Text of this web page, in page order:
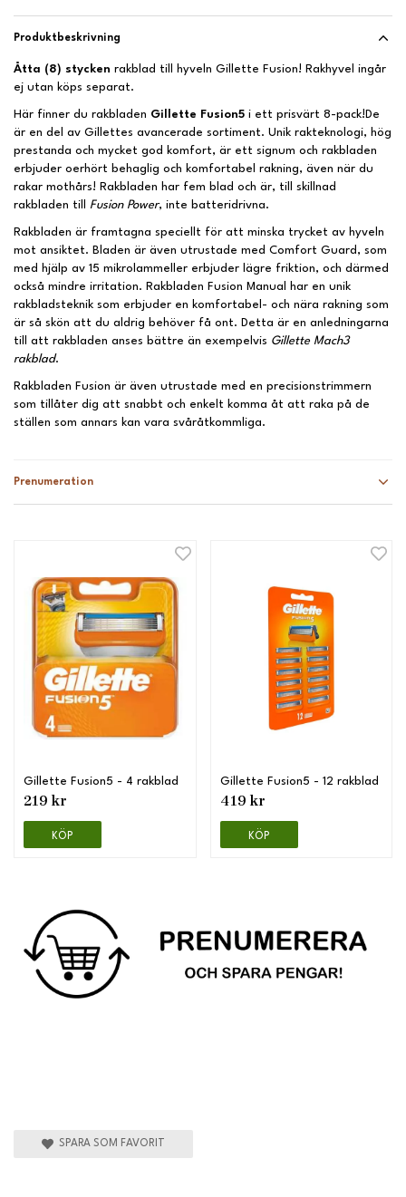
Produktbeskrivning
Prenumeration
Åtta (8) stycken rakblad till hyveln Gillette Fusion! Rakhyvel ingår
ej utan köps separat.
Här finner du rakbladen Gillette Fusion5 i ett prisvärt 8-pack!De
är en del av Gillettes avancerade sortiment. Unik rakteknologi, hög
prestanda och mycket god komfort, är ett signum och rakbladen
erbjuder oerhört behaglig och komfortabel rakning, även när du
rakar mothårs! Rakbladen har fem blad och är, till skillnad
rakbladen till Fusion Power, inte batteridrivna.
Rakbladen är framtagna speciellt för att minska trycket av hyveln
mot ansiktet. Bladen är även utrustade med Comfort Guard, som
med hjälp av 15 mikrolammeller erbjuder lägre friktion, och därmed
också mindre irritation. Rakbladen Fusion Manual har en unik
rakbladsteknik som erbjuder en komfortabel- och nära rakning som
är så skön att du aldrig behöver få ont. Detta är en anledningarna
till att rakbladen anses bättre än exempelvis Gillette Mach3
rakblad.
Rakbladen Fusion är även utrustade med en precisionstrimmern
som tillåter dig att snabbt och enkelt komma åt att raka på de
ställen som annars kan vara svåråtkommliga.
Gillette Fusion5 - 4 rakblad
219 kr
KÖP
Gillette Fusion5 - 12 rakblad
419 kr
KÖP
SPARA SOM FAVORIT